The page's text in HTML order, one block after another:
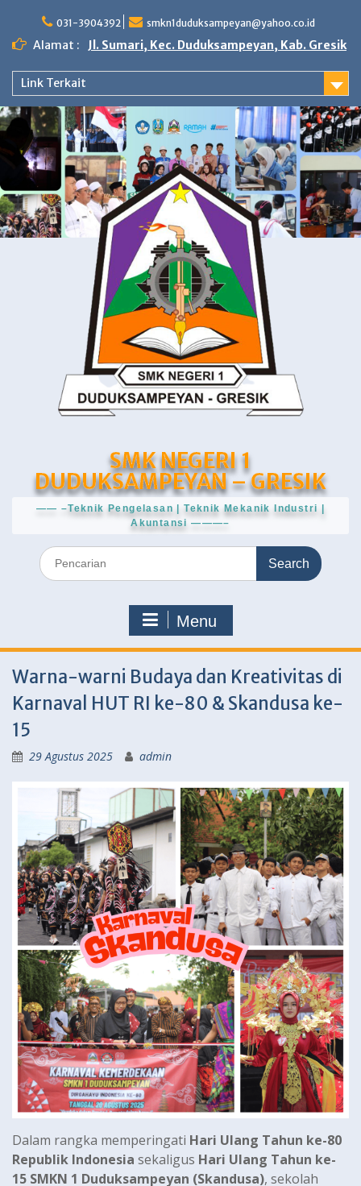
content
031-3904392 smkn1duduksampeyan@yahoo.co.id
Alamat : Jl. Sumari, Kec. Duduksampeyan, Kab. Gresik
Link Terkait
SMK NEGERI 1
DUDUKSAMPEYAN – GRESIK
—— –Teknik Pengelasan | Teknik Mekanik Industri |
Akuntansi ———–
Search
for:
Menu
Warna-warni Budaya dan Kreativitas di
Karnaval HUT RI ke-80 & Skandusa ke-
15
29 Agustus 2025 admin
Dalam rangka memperingati Hari Ulang Tahun ke-80
Republik Indonesia sekaligus Hari Ulang Tahun ke-
15 SMKN 1 Duduksampeyan (Skandusa), sekolah